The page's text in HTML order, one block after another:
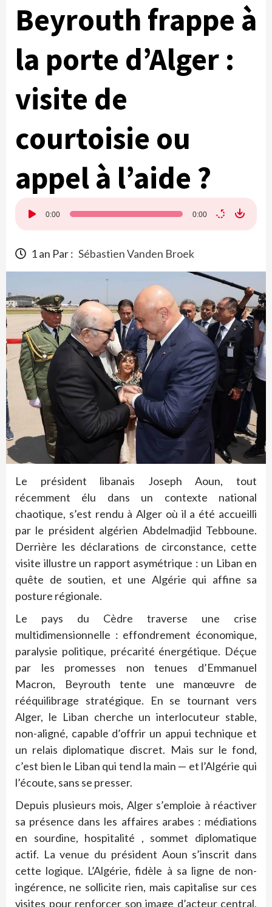
Beyrouth frappe à
la porte d’Alger :
visite de
courtoisie ou
appel à l’aide ?
Lecteur
audio
0:00 0:00
1 an Par : Sébastien Vanden Broek
Le président libanais Joseph Aoun, tout
récemment élu dans un contexte national
chaotique, s’est rendu à Alger où il a été accueilli
par le président algérien Abdelmadjid Tebboune.
Derrière les déclarations de circonstance, cette
visite illustre un rapport asymétrique : un Liban en
quête de soutien, et une Algérie qui affine sa
posture régionale.
Le pays du Cèdre traverse une crise
multidimensionnelle : effondrement économique,
paralysie politique, précarité énergétique. Déçue
par les promesses non tenues d’Emmanuel
Macron, Beyrouth tente une manœuvre de
rééquilibrage stratégique. En se tournant vers
Alger, le Liban cherche un interlocuteur stable,
non-aligné, capable d’offrir un appui technique et
un relais diplomatique discret. Mais sur le fond,
c’est bien le Liban qui tend la main — et l’Algérie qui
l’écoute, sans se presser.
Depuis plusieurs mois, Alger s’emploie à réactiver
sa présence dans les affaires arabes : médiations
en sourdine, hospitalité , sommet diplomatique
actif. La venue du président Aoun s’inscrit dans
cette logique. L’Algérie, fidèle à sa ligne de non-
ingérence, ne sollicite rien, mais capitalise sur ces
visites pour renforcer son image d’acteur central,